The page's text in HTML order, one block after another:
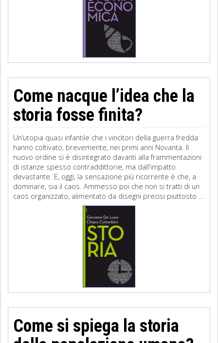
Come nacque l’idea che la
storia fosse finita?
Un’utopia quasi infantile che i vincitori della guerra fredda
hanno coltivato, brevemente, nei primi anni Novanta. Il
nuovo ordine si è disintegrato davanti alla frammentazioni
di istanze spesso contraddittorie, ma dall'impatto
devastante. E, oggi, la sensazione più ricorrente è che, a
dominare, sia il caos. Ammesso poi che non si tratti di un
caos organizzato, alimentato da disegni precisi piuttosto ...
Come si spiega la storia